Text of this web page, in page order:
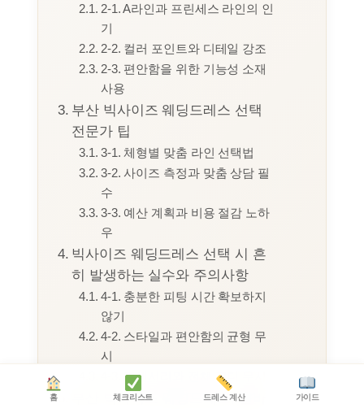
2-1. A라인과 프린세스 라인의 인
기
2-2. 컬러 포인트와 디테일 강조
2-3. 편안함을 위한 기능성 소재
사용
부산 빅사이즈 웨딩드레스 선택
전문가 팁
3-1. 체형별 맞춤 라인 선택법
3-2. 사이즈 측정과 맞춤 상담 필
수
3-3. 예산 계획과 비용 절감 노하
우
빅사이즈 웨딩드레스 선택 시 흔
히 발생하는 실수와 주의사항
4-1. 충분한 피팅 시간 확보하지
않기
4-2. 스타일과 편안함의 균형 무
시
4-3. 악세서리와 전체 코디 무시
부산 빅사이즈 웨딩드레스, 올바
홈 체크리스트 드레스 계산 가이드